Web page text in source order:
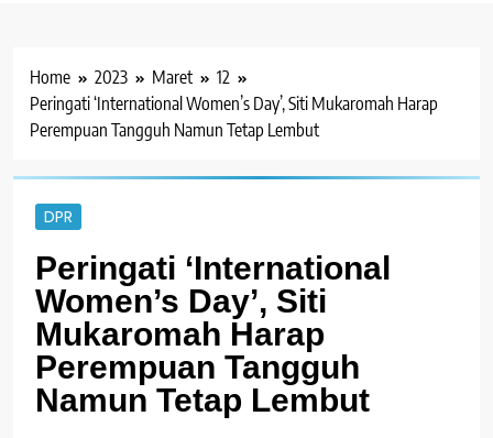
Home 2023 Maret
12
Peringati ‘International Women’s Day’, Siti Mukaromah Harap
Perempuan Tangguh Namun Tetap Lembut
DPR
Peringati ‘International
Women’s Day’, Siti
Mukaromah Harap
Perempuan Tangguh
Namun Tetap Lembut